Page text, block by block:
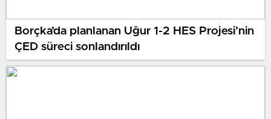
Borçka’da planlanan Uğur 1-2 HES Projesi’nin
ÇED süreci sonlandırıldı